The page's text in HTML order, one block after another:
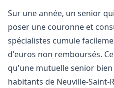
Sur une année, un senior
poser une couronne et
spécialistes cumule
d'euros non remboursés.
qu'une mutuelle senior
habitants de Neuville-Saint-